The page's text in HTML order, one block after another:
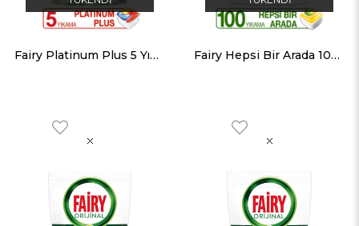
Fairy Platinum Plus 5 Yıkama Bulaşık Makinesi Deterjanı Kapsülü Fairy Hepsi Bir Arada 100 Yıkama Bulaşık Makinesi Deterjanı Kapsülü Limon Kokulu